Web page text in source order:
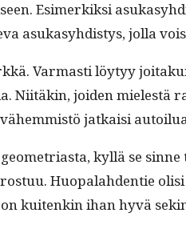
Esimerkik­si
asukasy­hdis­tys, jol­la
Var­masti löy­tyy
joiden mielestä
jatkaisi
kyl­lä se
Huopalah­den­tie
kuitenkin ihan hyvä